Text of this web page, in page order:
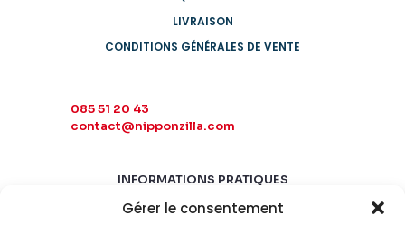
Gérer le consentement
LIVRAISON
CONDITIONS GÉNÉRALES DE VENTE
085 51 20 43
contact@nipponzilla.com
INFORMATIONS PRATIQUES
MARDI-SAMEDI